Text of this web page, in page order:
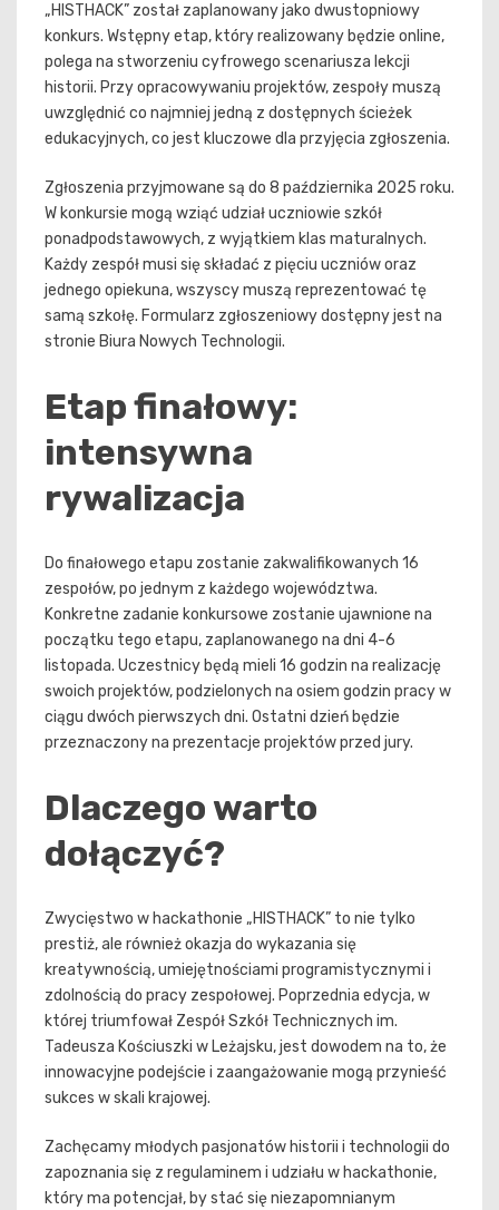
„HISTHACK” został zaplanowany jako dwustopniowy
konkurs. Wstępny etap, który realizowany będzie online,
polega na stworzeniu cyfrowego scenariusza lekcji
historii. Przy opracowywaniu projektów, zespoły muszą
uwzględnić co najmniej jedną z dostępnych ścieżek
edukacyjnych, co jest kluczowe dla przyjęcia zgłoszenia.
Zgłoszenia przyjmowane są do 8 października 2025 roku.
W konkursie mogą wziąć udział uczniowie szkół
ponadpodstawowych, z wyjątkiem klas maturalnych.
Każdy zespół musi się składać z pięciu uczniów oraz
jednego opiekuna, wszyscy muszą reprezentować tę
samą szkołę. Formularz zgłoszeniowy dostępny jest na
stronie Biura Nowych Technologii.
Etap finałowy:
intensywna
rywalizacja
Do finałowego etapu zostanie zakwalifikowanych 16
zespołów, po jednym z każdego województwa.
Konkretne zadanie konkursowe zostanie ujawnione na
początku tego etapu, zaplanowanego na dni 4-6
listopada. Uczestnicy będą mieli 16 godzin na realizację
swoich projektów, podzielonych na osiem godzin pracy w
ciągu dwóch pierwszych dni. Ostatni dzień będzie
przeznaczony na prezentacje projektów przed jury.
Dlaczego warto
dołączyć?
Zwycięstwo w hackathonie „HISTHACK” to nie tylko
prestiż, ale również okazja do wykazania się
kreatywnością, umiejętnościami programistycznymi i
zdolnością do pracy zespołowej. Poprzednia edycja, w
której triumfował Zespół Szkół Technicznych im.
Tadeusza Kościuszki w Leżajsku, jest dowodem na to, że
innowacyjne podejście i zaangażowanie mogą przynieść
sukces w skali krajowej.
Zachęcamy młodych pasjonatów historii i technologii do
zapoznania się z regulaminem i udziału w hackathonie,
który ma potencjał, by stać się niezapomnianym